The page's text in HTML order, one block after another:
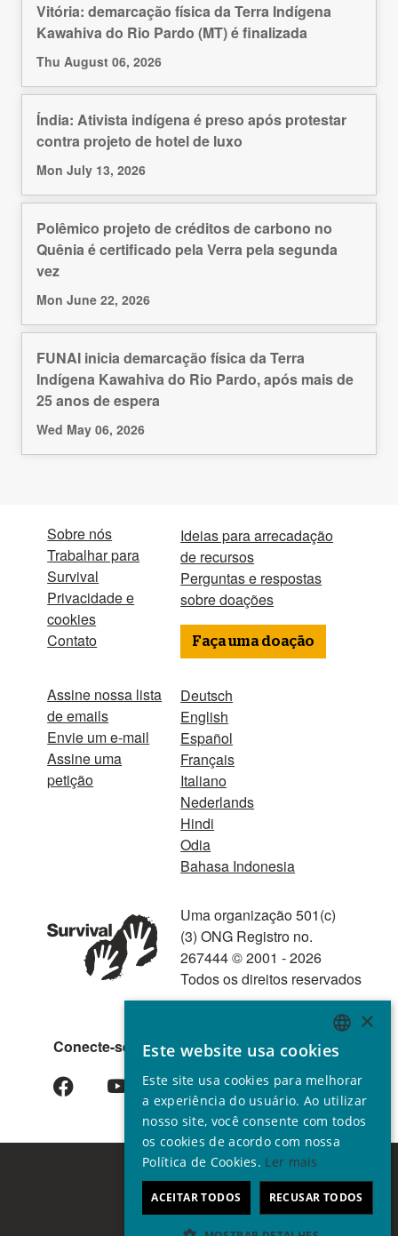
Vitória: demarcação física da Terra Indígena
Kawahiva do Rio Pardo (MT) é finalizada
Thu August 06, 2026
Índia: Ativista indígena é preso após protestar
contra projeto de hotel de luxo
Mon July 13, 2026
Polêmico projeto de créditos de carbono no
Quênia é certificado pela Verra pela segunda
vez
Mon June 22, 2026
FUNAI inicia demarcação física da Terra
Indígena Kawahiva do Rio Pardo, após mais de
25 anos de espera
Wed May 06, 2026
Sobre nós
Trabalhar para
Survival
Privacidade e
cookies
Contato
Assine nossa lista
de emails
Envie um e-mail
Assine uma
petição
Ideias para arrecadação
de recursos
Perguntas e respostas
sobre doações
Faça uma doação
Deutsch
English
Español
Français
Italiano
Nederlands
Hindi
Odia
Bahasa Indonesia
Conecte-se conosco
Uma organização 501(c)
(3) ONG Registro no.
267444 © 2001 - 2026
Todos os direitos reservados
ENGLISH
GERMAN
SPANISH
FRENCH
×
Este website usa cookies
Este site usa cookies para melhorar
a experiência do usuário. Ao utilizar
nosso site, você consente com todos
os cookies de acordo com nossa
Política de Cookies. Ler mais
ACEITAR TODOS RECUSAR TODOS